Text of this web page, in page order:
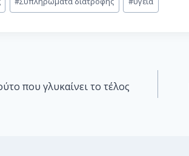
που γλυκαίνει το τέλος